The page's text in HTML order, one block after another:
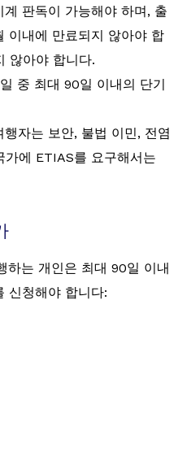
판독이 가능해야 하며, 출
이내에 만료되지 않아야 합
않아야 합니다.
중 최대 90일 이내의 단기
자는 보안, 불법 이민, 전염
에 ETIAS를 요구해서는
하는 개인은 최대 90일 이내
신청해야 합니다: